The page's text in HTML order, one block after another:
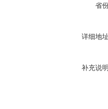
省
详细地
补充说